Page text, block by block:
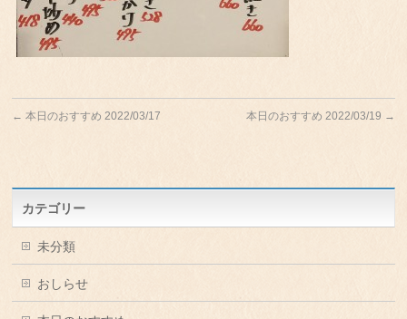
← 本日のおすすめ 2022/03/17 本日のおすすめ 2022/03/19 →
カテゴリー
未分類
おしらせ